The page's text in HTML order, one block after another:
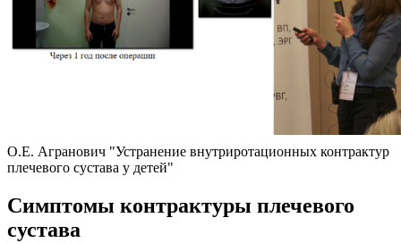
О.Е. Агранович "Устранение внутриротационных контрактур
плечевого сустава у детей"
Симптомы контрактуры плечевого
сустава